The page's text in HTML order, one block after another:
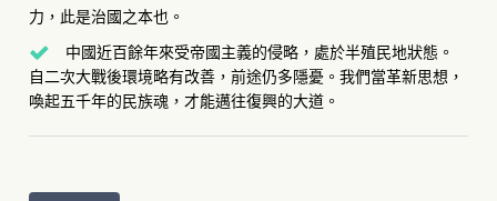
力，此是治國之本也。
中國近百餘年來受帝國主義的侵略，處於半殖民地狀態。
自二次大戰後環境略有改善，前途仍多隱憂。我們當革新思想，
喚起五千年的民族魂，才能邁往復興的大道。